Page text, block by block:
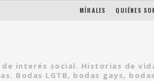
ESTADOS UNIDOS
MÍRALES QUIÉNES
interés social. Historias de
Bodas LGTB, bodas gays, bodas